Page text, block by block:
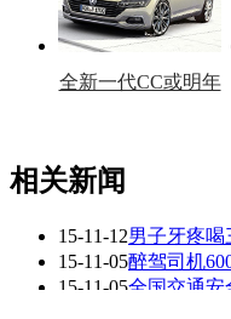
全新一代CC或明年
看赛车宝贝争奇斗
艳
相关新闻
15-11-12男子牙疼喝
15-11-05醉驾司机
15-11-05全国交通安